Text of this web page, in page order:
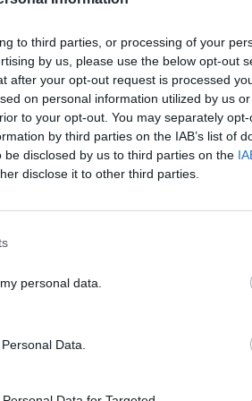
to third parties, or processing of your
by us, please use the below opt-out
after your opt-out request is processed
on personal information utilized by us
to your opt-out. You may separately
by third parties on the IAB’s list of
disclosed by us to third parties on the
disclose it to other third parties.
personal data.
Data.
κατασκεύασαν οι
του Wordle
εθισμένοι στο πιο viral
μηνών, τότε
να δοκι...